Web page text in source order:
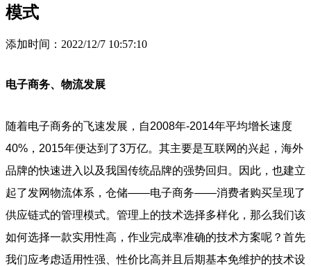
模式
添加时间：2022/12/7 10:57:10
电子商务、物流发展
随着电子商务的飞速发展，自2008年-2014年平均增长速度
40%，2015年便达到了3万亿。其主要是互联网的兴起，海外
品牌的快速进入以及我国传统品牌的强势回归。因此，也建立
起了发网物流体系，仓储——电子商务——消费者购买呈现了
供应链式的管理模式。管理上的技术选择多样化，那么我们该
如何选择一款实用性高，作业完成率准确的技术方案呢？首先
我们应考虑适用性强、性价比高并且后期基本免维护的技术设